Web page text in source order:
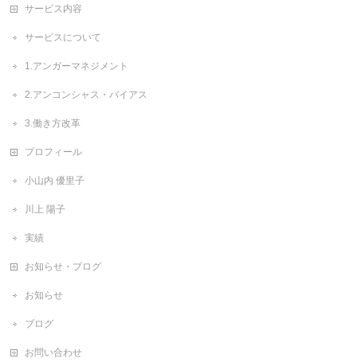
サービス内容
サービスについて
1.アンガーマネジメント
2.アンコンシャス・バイアス
3.働き方改革
プロフィール
小山内 優里子
川上 陽子
実績
お知らせ・ブログ
お知らせ
ブログ
お問い合わせ